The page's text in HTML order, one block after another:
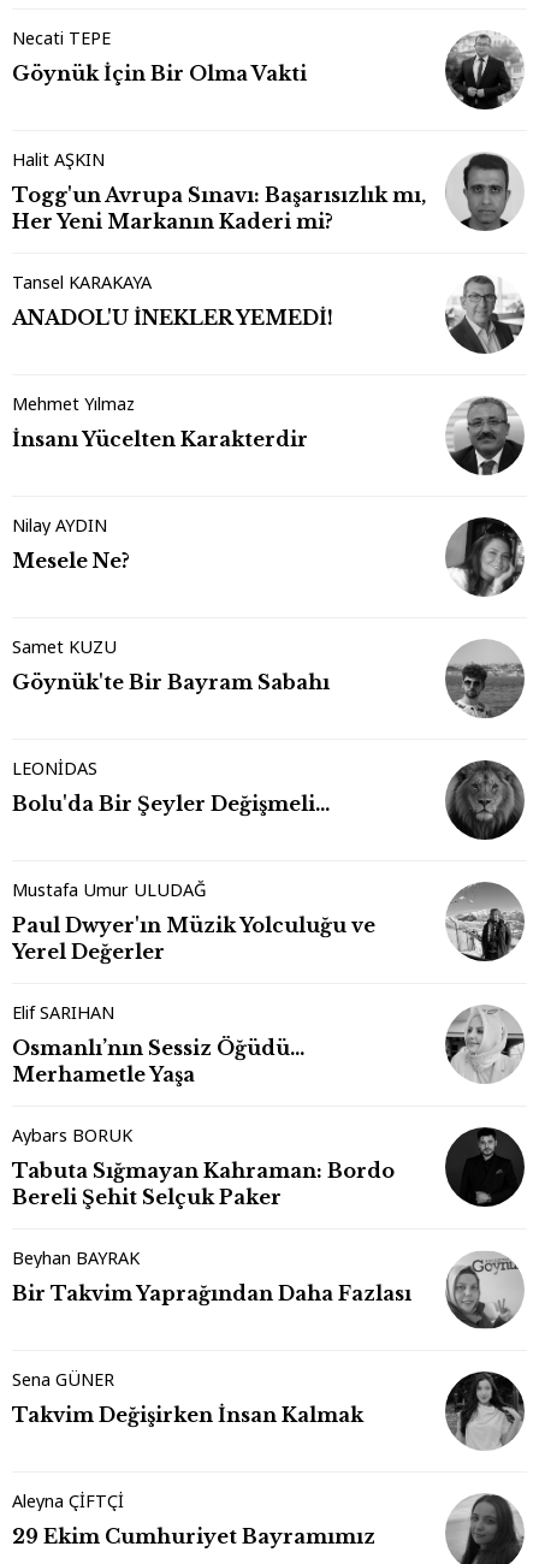
Necati TEPE
Göynük İçin Bir Olma Vakti
Halit AŞKIN
Togg'un Avrupa Sınavı: Başarısızlık mı,
Her Yeni Markanın Kaderi mi?
Tansel KARAKAYA
ANADOL'U İNEKLER YEMEDİ!
Mehmet Yılmaz
İnsanı Yücelten Karakterdir
Nilay AYDIN
Mesele Ne?
Samet KUZU
Göynük'te Bir Bayram Sabahı
LEONİDAS
Bolu'da Bir Şeyler Değişmeli…
Mustafa Umur ULUDAĞ
Paul Dwyer'ın Müzik Yolculuğu ve
Yerel Değerler
Elif SARIHAN
Osmanlı’nın Sessiz Öğüdü…
Merhametle Yaşa
Aybars BORUK
Tabuta Sığmayan Kahraman: Bordo
Bereli Şehit Selçuk Paker
Beyhan BAYRAK
Bir Takvim Yaprağından Daha Fazlası
Sena GÜNER
Takvim Değişirken İnsan Kalmak
Aleyna ÇİFTÇİ
29 Ekim Cumhuriyet Bayramımız